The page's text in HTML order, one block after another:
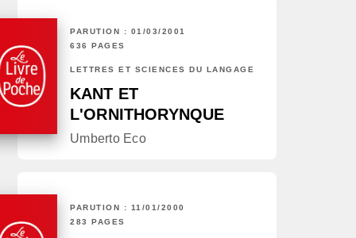
PARUTION : 01/03/2001
636 PAGES
LETTRES ET SCIENCES DU LANGAGE
KANT ET
L'ORNITHORYNQUE
Umberto Eco
PARUTION : 11/01/2000
283 PAGES